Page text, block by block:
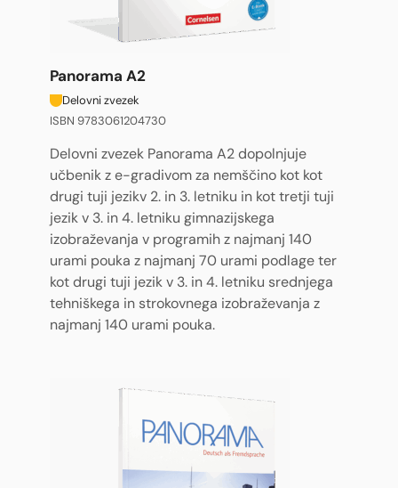
Panorama A2
Delovni zvezek
ISBN 9783061204730
Delovni zvezek Panorama A2 dopolnjuje
učbenik z e-gradivom za nemščino kot kot
drugi tuji jezikv 2. in 3. letniku in kot tretji tuji
jezik v 3. in 4. letniku gimnazijskega
izobraževanja v programih z najmanj 140
urami pouka z najmanj 70 urami podlage ter
kot drugi tuji jezik v 3. in 4. letniku srednjega
tehniškega in strokovnega izobraževanja z
najmanj 140 urami pouka.